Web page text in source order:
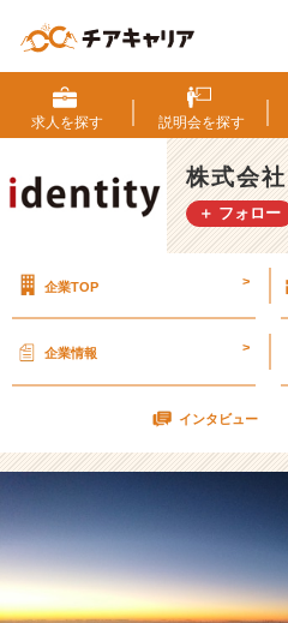
は
ダ
メ、、】
カ
ッ
コ
の
信
じ
い
【株
式
求人を探す 説明会を探す
株式会
＋ フォロー
企業TOP >
企業情報 >
インタビュー